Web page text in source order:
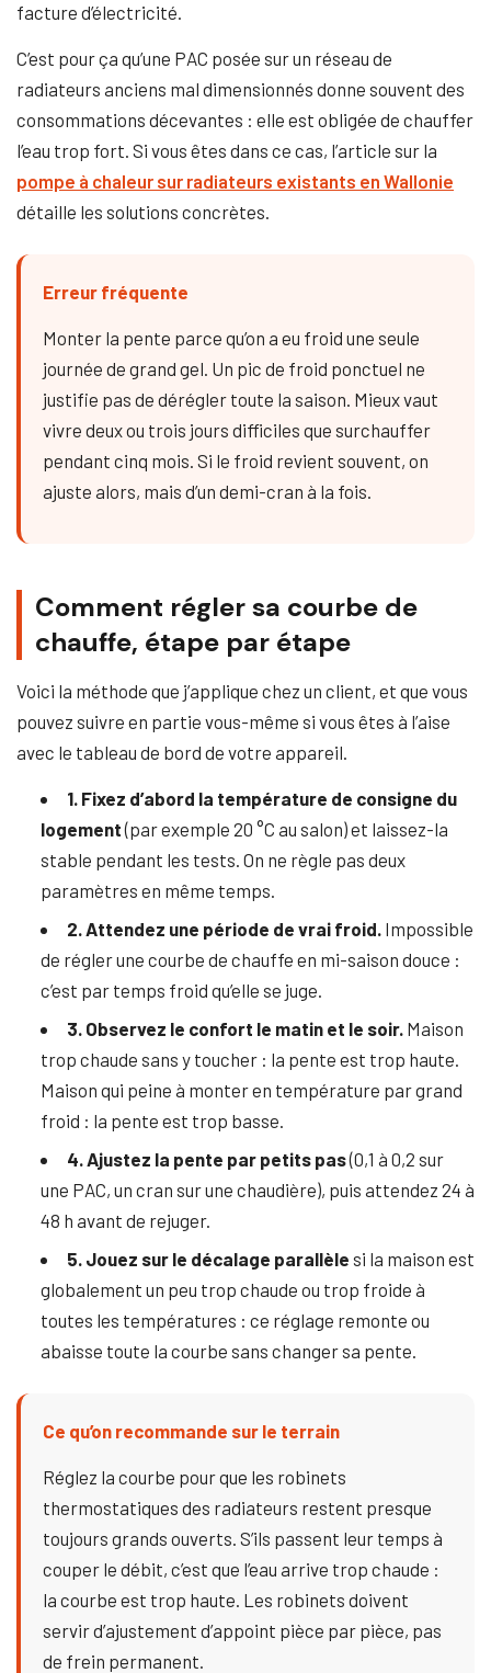
facture d’électricité.
C’est pour ça qu’une PAC posée sur un réseau de
radiateurs anciens mal dimensionnés donne souvent des
consommations décevantes : elle est obligée de chauffer
l’eau trop fort. Si vous êtes dans ce cas, l’article sur la
pompe à chaleur sur radiateurs existants en Wallonie
détaille les solutions concrètes.
Erreur fréquente
Monter la pente parce qu’on a eu froid une seule
journée de grand gel. Un pic de froid ponctuel ne
justifie pas de dérégler toute la saison. Mieux vaut
vivre deux ou trois jours difficiles que surchauffer
pendant cinq mois. Si le froid revient souvent, on
ajuste alors, mais d’un demi-cran à la fois.
Comment régler sa courbe de
chauffe, étape par étape
Voici la méthode que j’applique chez un client, et que vous
pouvez suivre en partie vous-même si vous êtes à l’aise
avec le tableau de bord de votre appareil.
1. Fixez d’abord la température de consigne du
logement(par exemple 20 °C au salon) et laissez-la
stable pendant les tests. On ne règle pas deux
paramètres en même temps.
2. Attendez une période de vrai froid. Impossible
de régler une courbe de chauffe en mi-saison douce :
c’est par temps froid qu’elle se juge.
3. Observez le confort le matin et le soir. Maison
trop chaude sans y toucher : la pente est trop haute.
Maison qui peine à monter en température par grand
froid : la pente est trop basse.
4. Ajustez la pente par petits pas(0,1 à 0,2 sur
une PAC, un cran sur une chaudière), puis attendez 24 à
48 h avant de rejuger.
5. Jouez sur le décalage parallèle si la maison est
globalement un peu trop chaude ou trop froide à
toutes les températures : ce réglage remonte ou
abaisse toute la courbe sans changer sa pente.
Ce qu’on recommande sur le terrain
Réglez la courbe pour que les robinets
thermostatiques des radiateurs restent presque
toujours grands ouverts. S’ils passent leur temps à
couper le débit, c’est que l’eau arrive trop chaude :
la courbe est trop haute. Les robinets doivent
servir d’ajustement d’appoint pièce par pièce, pas
de frein permanent.